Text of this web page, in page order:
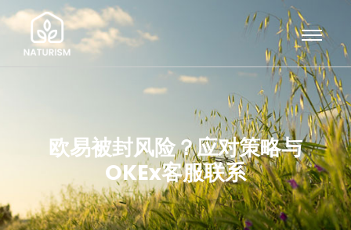
欧易被封风险？应对策略与
OKEx客服联系